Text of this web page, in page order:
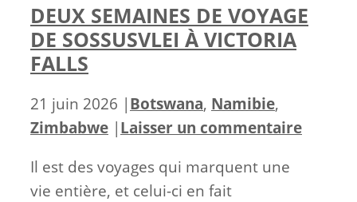
DEUX SEMAINES DE VOYAGE
DE SOSSUSVLEI À VICTORIA
FALLS
21 juin 2026 |Catégories
Botswana, Namibie,
Zimbabwe |Laisser un commentaire
Il est des voyages qui marquent une
vie entière, et celui-ci en fait